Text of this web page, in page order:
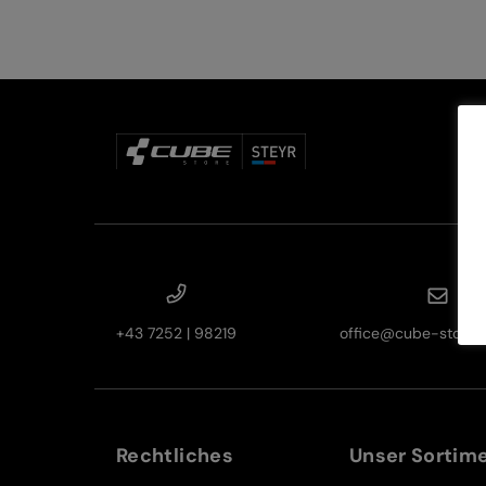
+43 7252 | 98219 office@cube-store-
Rechtliches Unser